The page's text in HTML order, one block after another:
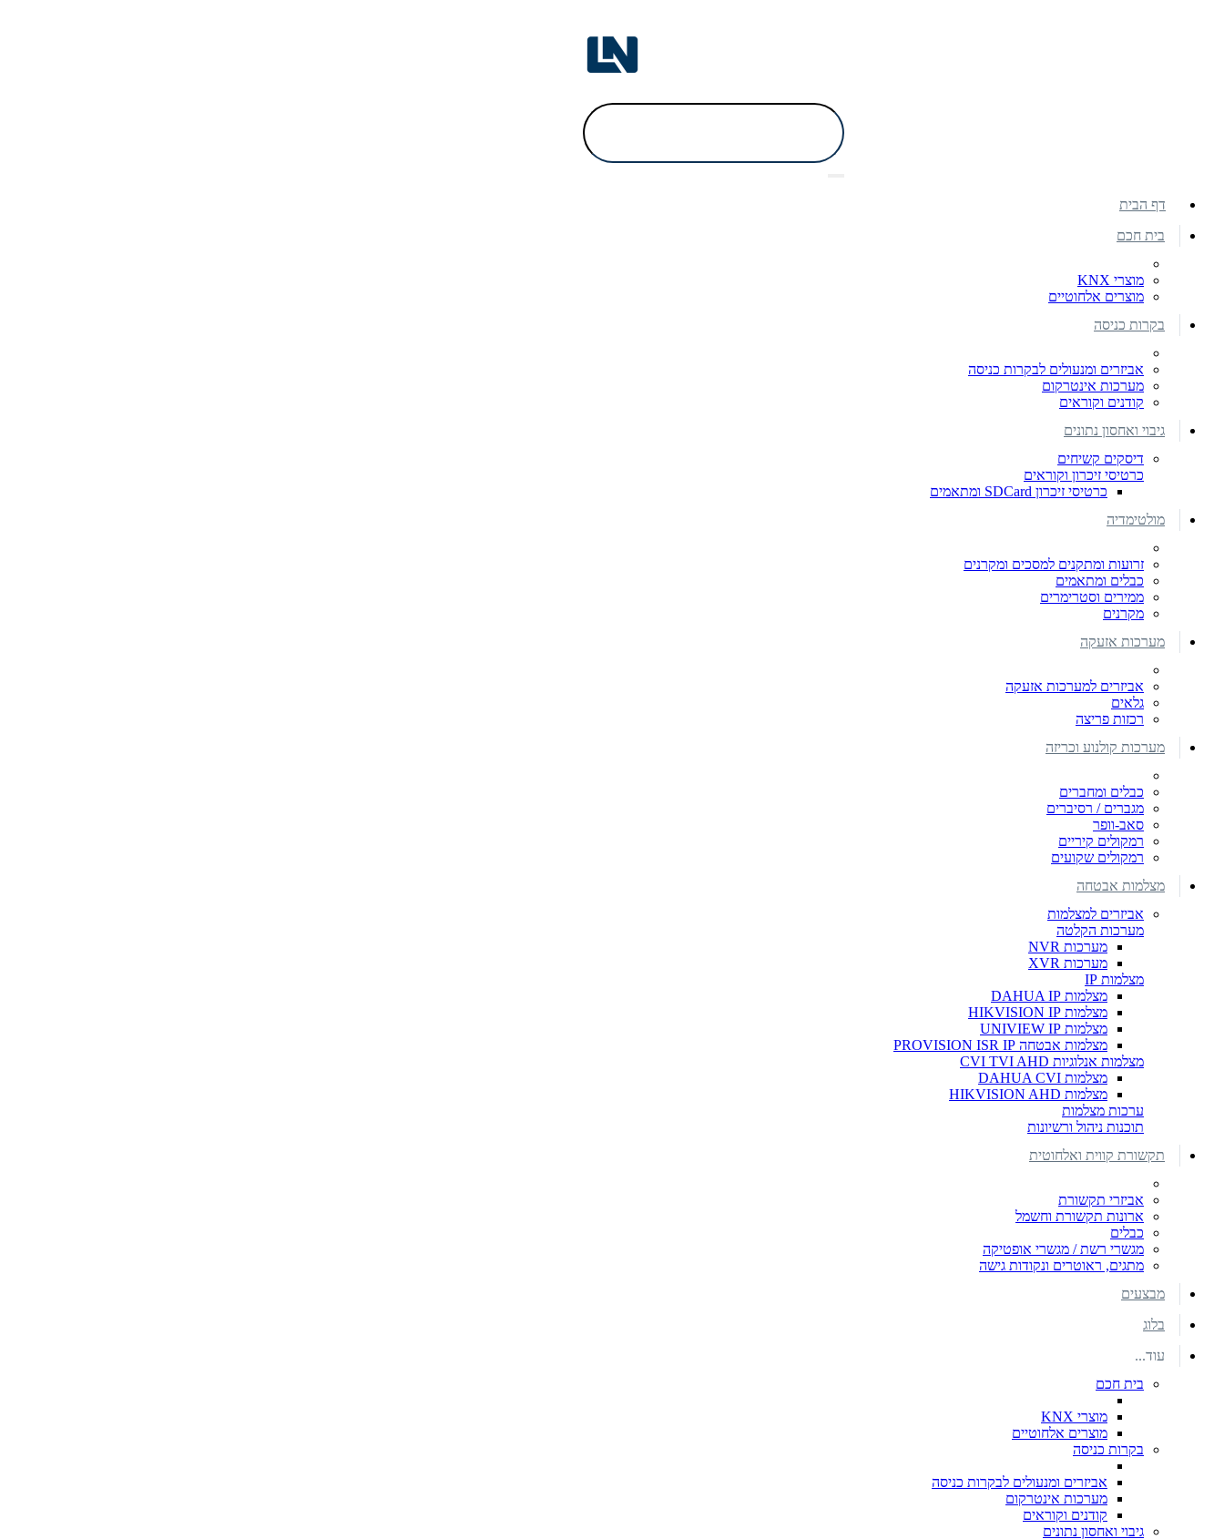
דף הבית
בית חכם
מוצרי KNX
מוצרים אלחוטיים
בקרות כניסה
אביזרים ומנעולים לבקרות כניסה
מערכות אינטרקום
קודנים וקוראים
גיבוי ואחסון נתונים
דיסקים קשיחים
כרטיסי זיכרון וקוראים
כרטיסי זיכרון SDCard ומתאמים
מולטימדיה
זרועות ומתקנים למסכים ומקרנים
כבלים ומתאמים
ממירים וסטרימרים
מקרנים
מערכות אזעקה
אביזרים למערכות אזעקה
גלאים
רכזות פריצה
מערכות קולנוע וכריזה
כבלים ומחברים
מגברים / רסיברים
סאב-וופר
רמקולים קיריים
רמקולים שקועים
מצלמות אבטחה
אביזרים למצלמות
מערכות הקלטה
מערכות NVR
מערכות XVR
מצלמות IP
מצלמות DAHUA IP
מצלמות HIKVISION IP
מצלמות UNIVIEW IP
מצלמות אבטחה PROVISION ISR IP
מצלמות אנלוגיות CVI TVI AHD
מצלמות DAHUA CVI
מצלמות HIKVISION AHD
ערכות מצלמות
תוכנות ניהול ורשיונות
תקשורת קווית ואלחוטית
אביזרי תקשורת
ארונות תקשורת וחשמל
כבלים
מגשרי רשת / מגשרי אופטיקה
מתגים, ראוטרים ונקודות גישה
מבצעים
בלוג
עוד...
בית חכם
מוצרי KNX
מוצרים אלחוטיים
בקרות כניסה
אביזרים ומנעולים לבקרות כניסה
מערכות אינטרקום
קודנים וקוראים
גיבוי ואחסון נתונים